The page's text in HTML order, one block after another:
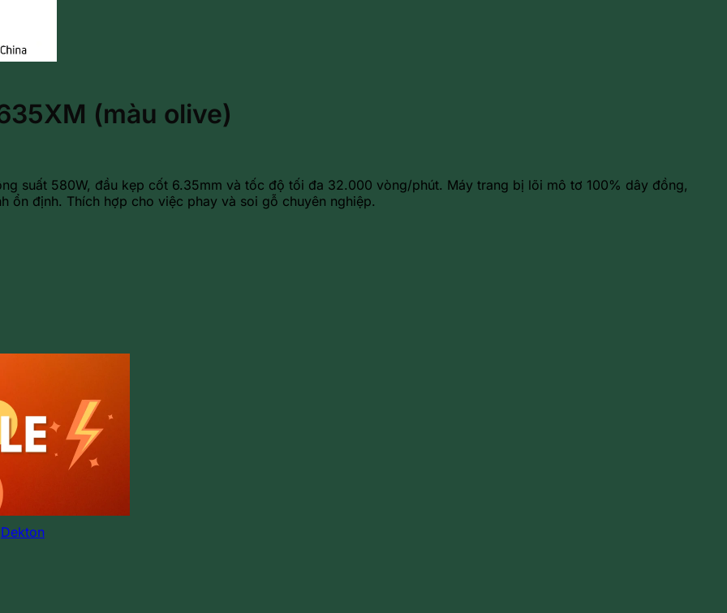
(màu olive)
suất 580W, đầu kẹp cốt 6.35mm và tốc độ tối đa 32.000 vòng/phút. Máy trang bị lõi mô tơ 100% dây đồng,
ổn định. Thích hợp cho việc phay và soi gỗ chuyên nghiệp.
Dekton